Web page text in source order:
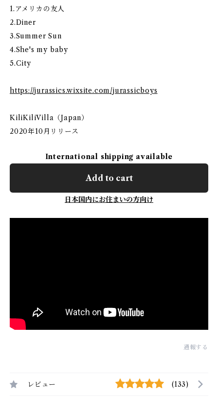
1.アメリカの友人
2.Diner
3.Summer Sun
4.She's my baby
5.City
https://jurassics.wixsite.com/jurassicboys
KiliKiliVilla（Japan）
2020年10月リリース
International shipping available
Add to cart
日本国内にお住まいの方向け
通報する
レビュー (133)